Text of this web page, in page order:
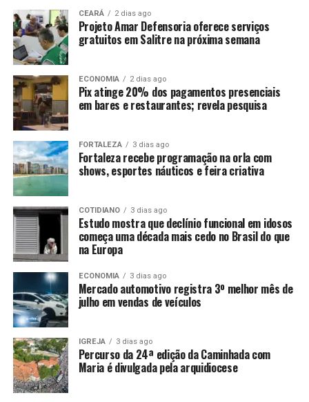
CEARÁ 2 dias ago
Projeto Amar Defensoria oferece serviços
gratuitos em Salitre na próxima semana
ECONOMIA 2 dias ago
Pix atinge 20% dos pagamentos presenciais
em bares e restaurantes; revela pesquisa
FORTALEZA 3 dias ago
Fortaleza recebe programação na orla com
shows, esportes náuticos e feira criativa
COTIDIANO 3 dias ago
Estudo mostra que declínio funcional em idosos
começa uma década mais cedo no Brasil do que
na Europa
ECONOMIA 3 dias ago
Mercado automotivo registra 3º melhor mês de
julho em vendas de veículos
IGREJA 3 dias ago
Percurso da 24ª edição da Caminhada com
Maria é divulgada pela arquidiocese